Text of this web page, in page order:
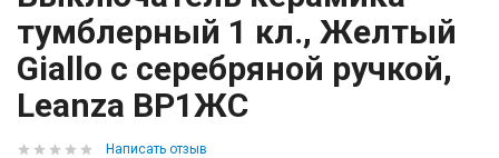
тумблерный 1 кл., Желтый
Giallo с серебряной ручкой,
Leanza ВР1ЖС
Написать отзыв